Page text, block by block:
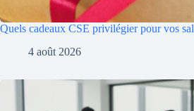
Quels cadeaux CSE privilégier pour vos
4 août 2026